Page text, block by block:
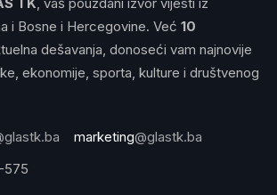
i Bosne i Hercegovine. Već 10
dešavanja, donoseći vam najnovije
ekonomije, sporta, kulture i društvenog
marketing@glastk.ba
575